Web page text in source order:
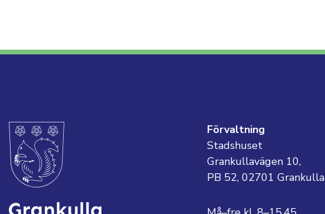
Förvaltning
Stadshuset
Grankullavägen 10,
PB 52, 02701 Grankulla